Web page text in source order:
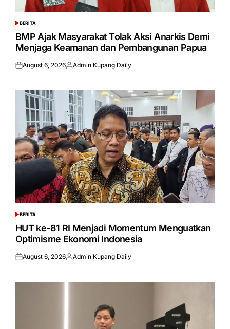
POSTED
IN
BERITA
BMP Ajak Masyarakat Tolak Aksi Anarkis Demi
Menjaga Keamanan dan Pembangunan Papua
Posted
August 6, 2026Posted
Admin Kupang Daily
POSTED
IN
BERITA
HUT ke-81 RI Menjadi Momentum Menguatkan
Optimisme Ekonomi Indonesia
Posted
August 6, 2026Posted
Admin Kupang Daily